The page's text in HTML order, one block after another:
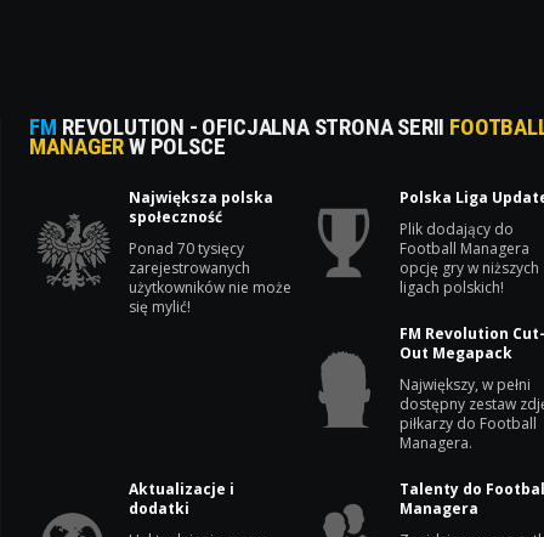
FM REVOLUTION - OFICJALNA STRONA SERII
MANAGERW POLSCE
Największa polska
społeczność
Ponad 70 tysięcy
zarejestrowanych
użytkowników nie może
się mylić!
Polska Liga
Plik dodający do
Football Managera
opcję gry w niższych
ligach polskich!
FM Revolution
Out Megapack
Największy, w pełni
dostępny zestaw
piłkarzy do Football
Managera.
Aktualizacje i
dodatki
Talenty do
Managera